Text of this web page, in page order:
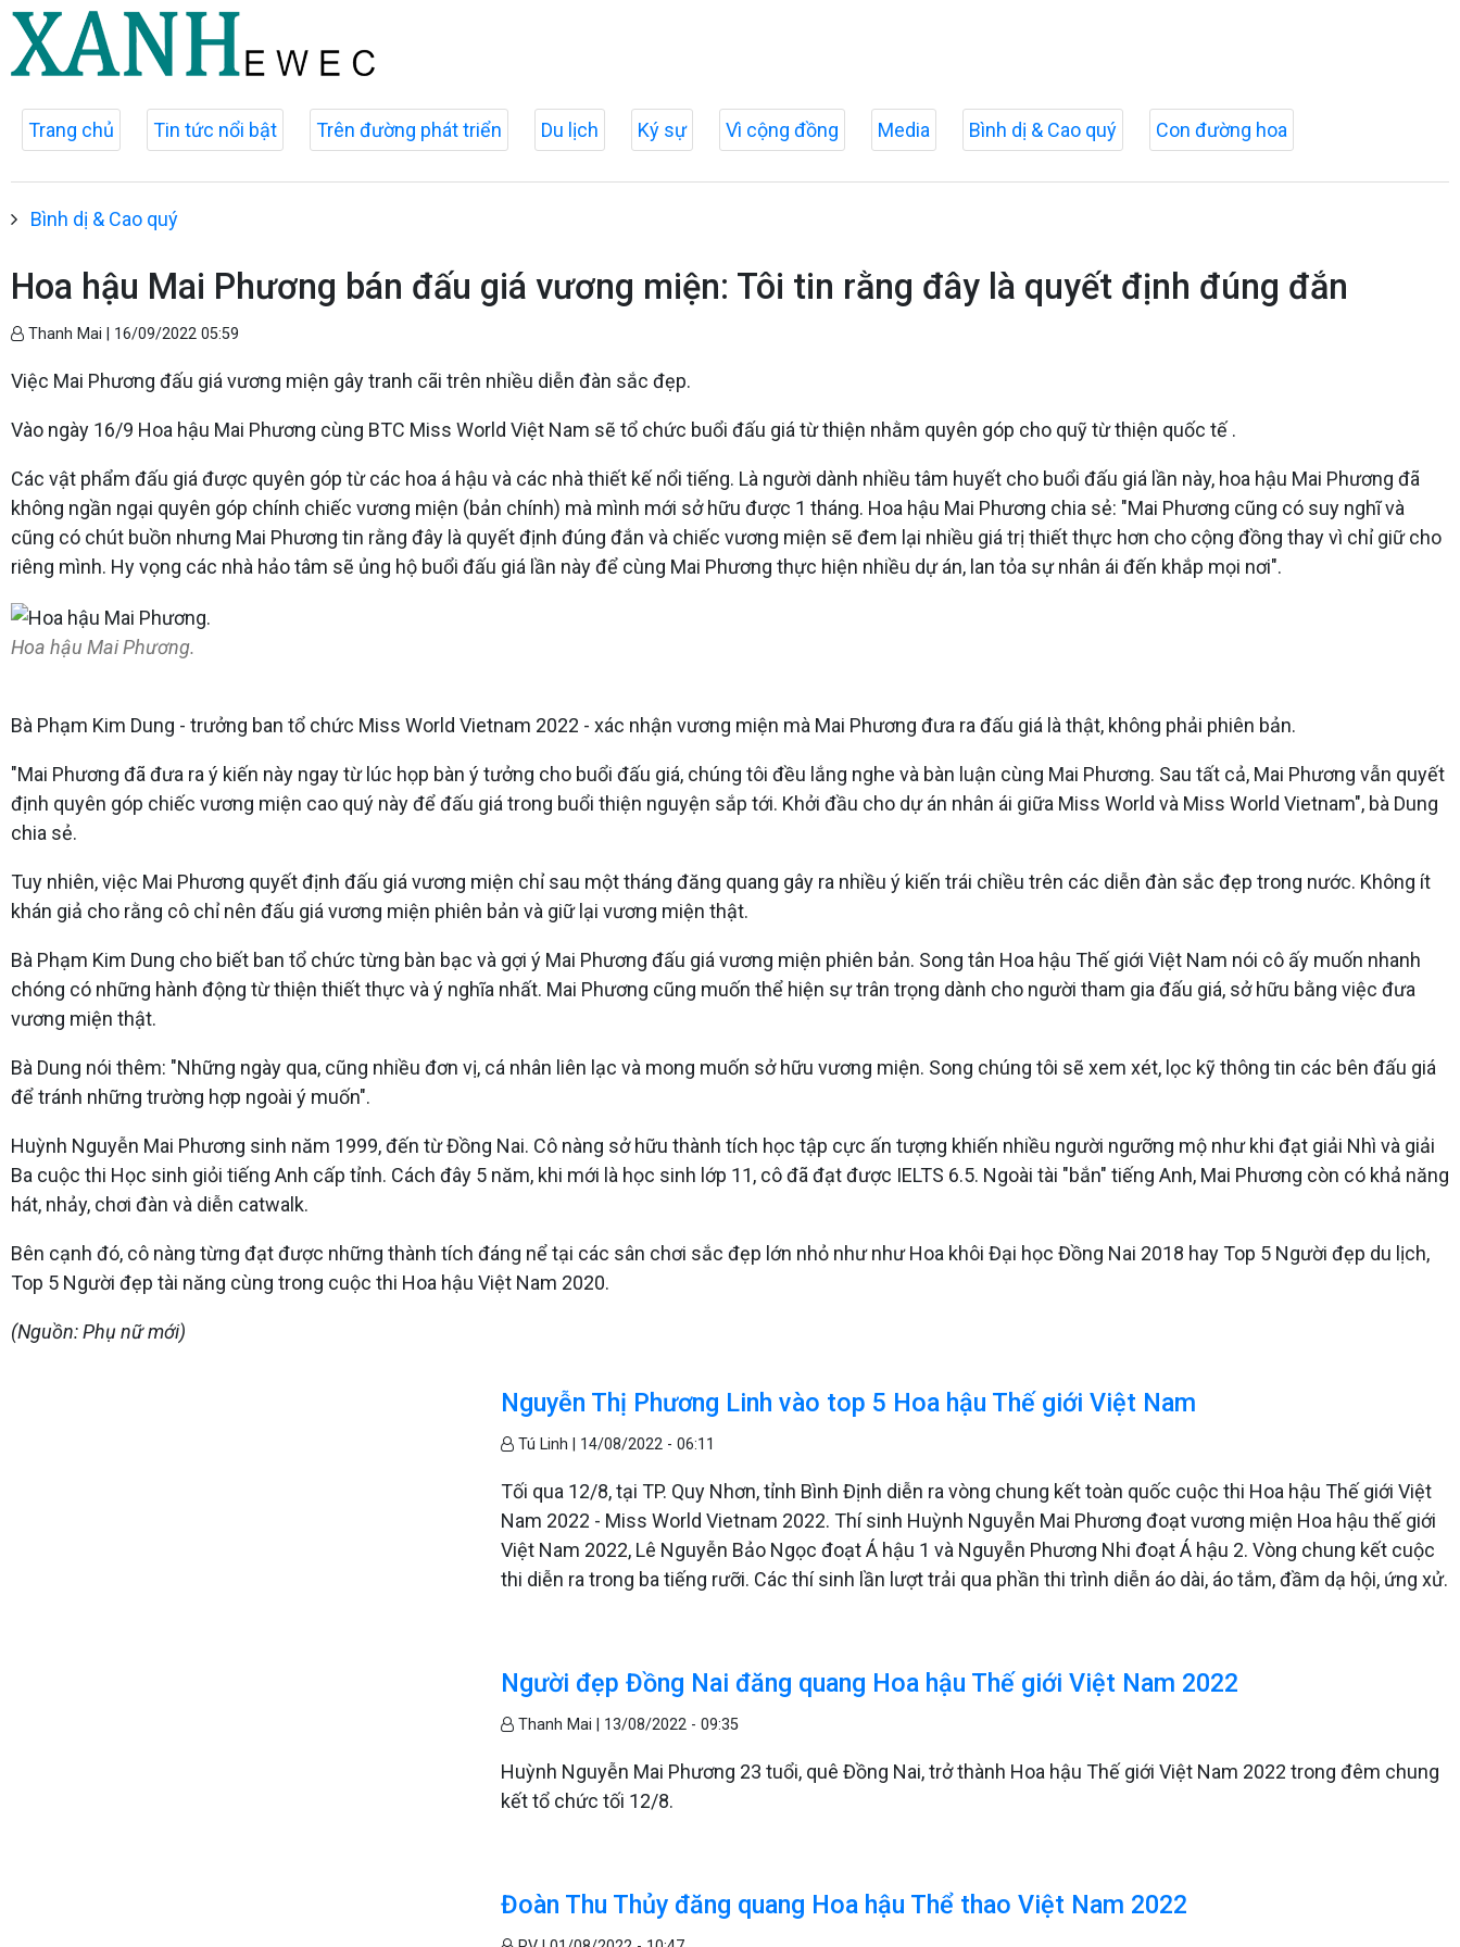
Trang chủ Tin tức nổi bật Trên đường phát triển Du lịch Ký sự Vì cộng đồng Media Bình dị & Cao quý Con đường hoa
Bình dị & Cao quý
Hoa hậu Mai Phương bán đấu giá vương miện: Tôi tin rằng đây là quyết định đúng đắn
Thanh Mai | 16/09/2022 05:59
Việc Mai Phương đấu giá vương miện gây tranh cãi trên nhiều diễn đàn sắc đẹp.
Vào ngày 16/9 Hoa hậu Mai Phương cùng BTC Miss World Việt Nam sẽ tổ chức buổi đấu giá từ thiện nhằm quyên góp cho quỹ từ thiện quốc tế .
Các vật phẩm đấu giá được quyên góp từ các hoa á hậu và các nhà thiết kế nổi tiếng. Là người dành nhiều tâm huyết cho buổi đấu giá lần này, hoa hậu Mai Phương đã
không ngần ngại quyên góp chính chiếc vương miện (bản chính) mà mình mới sở hữu được 1 tháng. Hoa hậu Mai Phương chia sẻ: "Mai Phương cũng có suy nghĩ và
cũng có chút buồn nhưng Mai Phương tin rằng đây là quyết định đúng đắn và chiếc vương miện sẽ đem lại nhiều giá trị thiết thực hơn cho cộng đồng thay vì chỉ giữ cho
riêng mình. Hy vọng các nhà hảo tâm sẽ ủng hộ buổi đấu giá lần này để cùng Mai Phương thực hiện nhiều dự án, lan tỏa sự nhân ái đến khắp mọi nơi".
Hoa hậu Mai Phương.
Bà Phạm Kim Dung - trưởng ban tổ chức Miss World Vietnam 2022 - xác nhận vương miện mà Mai Phương đưa ra đấu giá là thật, không phải phiên bản.
"Mai Phương đã đưa ra ý kiến này ngay từ lúc họp bàn ý tưởng cho buổi đấu giá, chúng tôi đều lắng nghe và bàn luận cùng Mai Phương. Sau tất cả, Mai Phương vẫn quyết
định quyên góp chiếc vương miện cao quý này để đấu giá trong buổi thiện nguyện sắp tới. Khởi đầu cho dự án nhân ái giữa Miss World và Miss World Vietnam", bà Dung
chia sẻ.
Tuy nhiên, việc Mai Phương quyết định đấu giá vương miện chỉ sau một tháng đăng quang gây ra nhiều ý kiến trái chiều trên các diễn đàn sắc đẹp trong nước. Không ít
khán giả cho rằng cô chỉ nên đấu giá vương miện phiên bản và giữ lại vương miện thật.
Bà Phạm Kim Dung cho biết ban tổ chức từng bàn bạc và gợi ý Mai Phương đấu giá vương miện phiên bản. Song tân Hoa hậu Thế giới Việt Nam nói cô ấy muốn nhanh
chóng có những hành động từ thiện thiết thực và ý nghĩa nhất. Mai Phương cũng muốn thể hiện sự trân trọng dành cho người tham gia đấu giá, sở hữu bằng việc đưa
vương miện thật.
Bà Dung nói thêm: "Những ngày qua, cũng nhiều đơn vị, cá nhân liên lạc và mong muốn sở hữu vương miện. Song chúng tôi sẽ xem xét, lọc kỹ thông tin các bên đấu giá
để tránh những trường hợp ngoài ý muốn".
Huỳnh Nguyễn Mai Phương sinh năm 1999, đến từ Đồng Nai. Cô nàng sở hữu thành tích học tập cực ấn tượng khiến nhiều người ngưỡng mộ như khi đạt giải Nhì và giải
Ba cuộc thi Học sinh giỏi tiếng Anh cấp tỉnh. Cách đây 5 năm, khi mới là học sinh lớp 11, cô đã đạt được IELTS 6.5. Ngoài tài "bắn" tiếng Anh, Mai Phương còn có khả năng
hát, nhảy, chơi đàn và diễn catwalk.
Bên cạnh đó, cô nàng từng đạt được những thành tích đáng nể tại các sân chơi sắc đẹp lớn nhỏ như như Hoa khôi Đại học Đồng Nai 2018 hay Top 5 Người đẹp du lịch,
Top 5 Người đẹp tài năng cùng trong cuộc thi Hoa hậu Việt Nam 2020.
(Nguồn: Phụ nữ mới)
Nguyễn Thị Phương Linh vào top 5 Hoa hậu Thế giới Việt Nam
Tú Linh | 14/08/2022 - 06:11
Tối qua 12/8, tại TP. Quy Nhơn, tỉnh Bình Định diễn ra vòng chung kết toàn quốc cuộc thi Hoa hậu Thế giới Việt
Nam 2022 - Miss World Vietnam 2022. Thí sinh Huỳnh Nguyễn Mai Phương đoạt vương miện Hoa hậu thế giới
Việt Nam 2022, Lê Nguyễn Bảo Ngọc đoạt Á hậu 1 và Nguyễn Phương Nhi đoạt Á hậu 2. Vòng chung kết cuộc
thi diễn ra trong ba tiếng rưỡi. Các thí sinh lần lượt trải qua phần thi trình diễn áo dài, áo tắm, đầm dạ hội, ứng xử.
Người đẹp Đồng Nai đăng quang Hoa hậu Thế giới Việt Nam 2022
Thanh Mai | 13/08/2022 - 09:35
Huỳnh Nguyễn Mai Phương 23 tuổi, quê Đồng Nai, trở thành Hoa hậu Thế giới Việt Nam 2022 trong đêm chung
kết tổ chức tối 12/8.
Đoàn Thu Thủy đăng quang Hoa hậu Thể thao Việt Nam 2022